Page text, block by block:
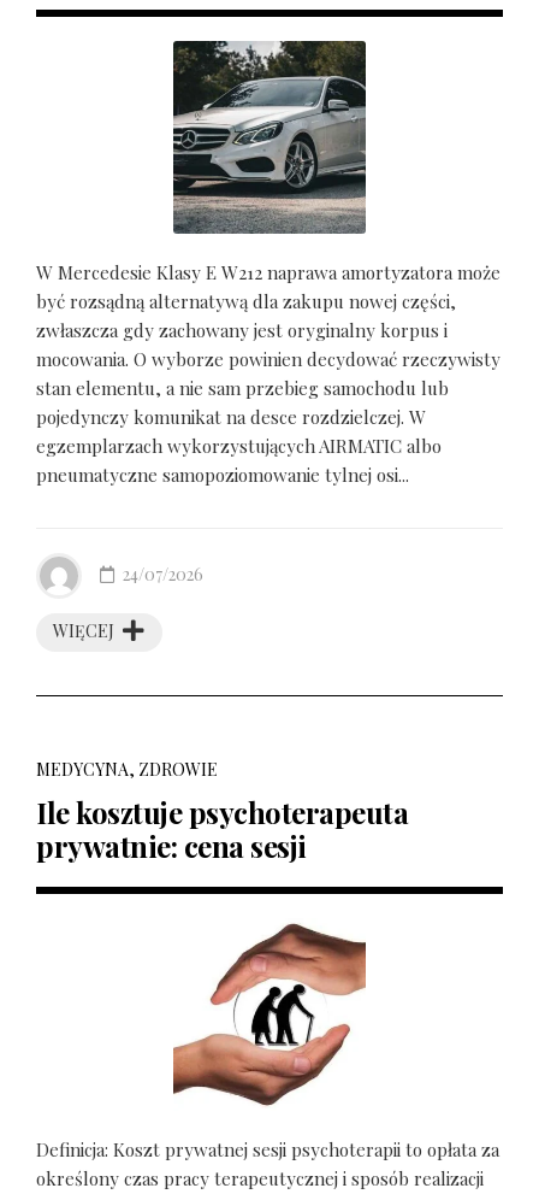
W Mercedesie Klasy E W212 naprawa amortyzatora może
być rozsądną alternatywą dla zakupu nowej części,
zwłaszcza gdy zachowany jest oryginalny korpus i
mocowania. O wyborze powinien decydować rzeczywisty
stan elementu, a nie sam przebieg samochodu lub
pojedynczy komunikat na desce rozdzielczej. W
egzemplarzach wykorzystujących AIRMATIC albo
pneumatyczne samopoziomowanie tylnej osi...
WIĘCEJ
24/07/2026
MEDYCYNA, ZDROWIE
Ile kosztuje psychoterapeuta
prywatnie: cena sesji
Definicja: Koszt prywatnej sesji psychoterapii to opłata za
określony czas pracy terapeutycznej i sposób realizacji